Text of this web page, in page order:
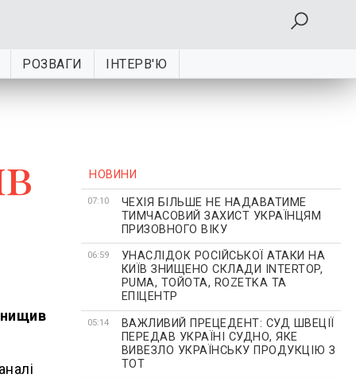
РОЗВАГИ ІНТЕРВ'Ю
НОВИНИ
07:10
ЧЕХІЯ БІЛЬШЕ НЕ НАДАВАТИМЕ
ТИМЧАСОВИЙ ЗАХИСТ УКРАЇНЦЯМ
ПРИЗОВНОГО ВІКУ
06:59
УНАСЛІДОК РОСІЙСЬКОЇ АТАКИ НА
КИЇВ ЗНИЩЕНО СКЛАДИ INTERTOP,
PUMA, ТОЙОТА, ROZETKA ТА
ЕПІЦЕНТР
05:14
ВАЖЛИВИЙ ПРЕЦЕДЕНТ: СУД ШВЕЦІЇ
ПЕРЕДАВ УКРАЇНІ СУДНО, ЯКЕ
ВИВЕЗЛО УКРАЇНСЬКУ ПРОДУКЦІЮ З
ТОТ